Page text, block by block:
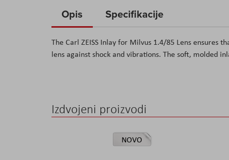
the
of
the
Opis
The Carl ZEISS Inlay for Milvus 1.4/85 Lens ensures
lens against shock and vibrations. The soft, molded
Specifikacije
Izdvojeni proizvodi
NOVO